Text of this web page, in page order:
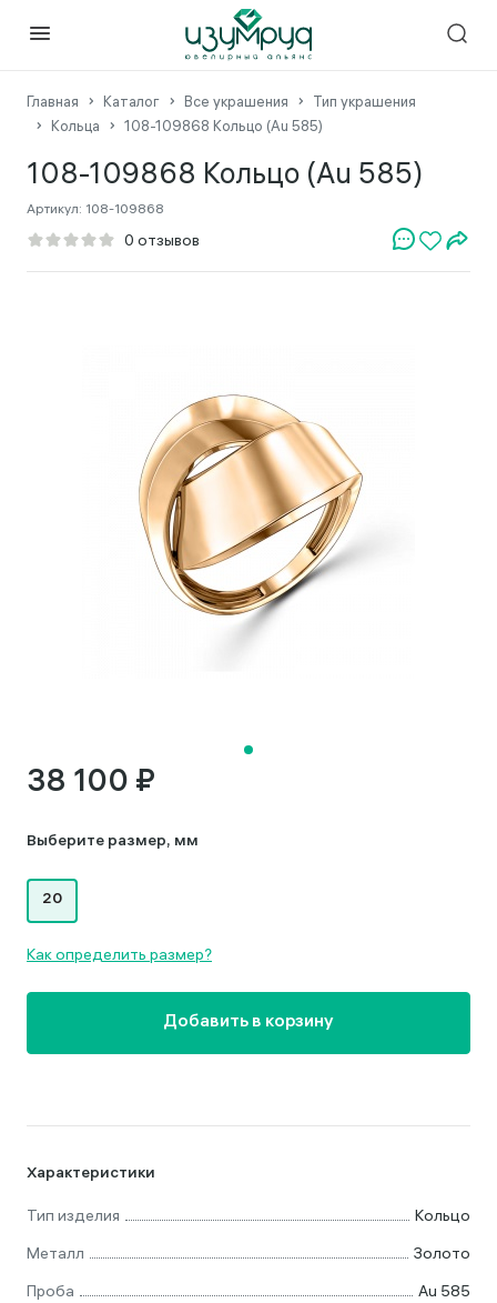
Главная Каталог Все украшения
Тип украшения
Кольца
108-109868 Кольцо (Au 585)
108-109868 Кольцо (Au 585)
Артикул: 108-109868
Характеристики
Тип изделия
Кольцо
Металл
Золото
Проба
Au 585
38 100 ₽
Выберите размер, мм
20
Как определить размер?
Добавить в корзину